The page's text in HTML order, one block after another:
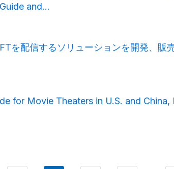
and...
を配信するソリューションを開発、
for Movie Theaters in U.S. and